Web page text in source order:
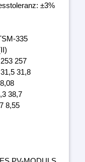
±3%
335
257
31,8
38,7
8,55